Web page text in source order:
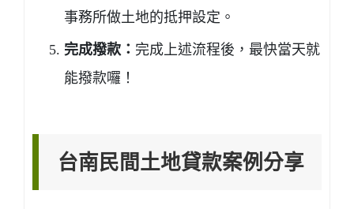
事務所做土地的抵押設定。
完成撥款： 完成上述流程後，最快當天就
能撥款囉！
台南民間土地貸款案例分享